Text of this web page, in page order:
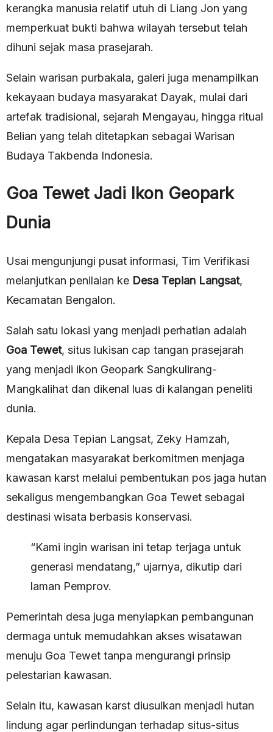
kerangka manusia relatif utuh di Liang Jon yang
memperkuat bukti bahwa wilayah tersebut telah
dihuni sejak masa prasejarah.
Selain warisan purbakala, galeri juga menampilkan
kekayaan budaya masyarakat Dayak, mulai dari
artefak tradisional, sejarah Mengayau, hingga ritual
Belian yang telah ditetapkan sebagai Warisan
Budaya Takbenda Indonesia.
Goa Tewet Jadi Ikon Geopark
Dunia
Usai mengunjungi pusat informasi, Tim Verifikasi
melanjutkan penilaian ke Desa Tepian Langsat,
Kecamatan Bengalon.
Salah satu lokasi yang menjadi perhatian adalah
Goa Tewet, situs lukisan cap tangan prasejarah
yang menjadi ikon Geopark Sangkulirang-
Mangkalihat dan dikenal luas di kalangan peneliti
dunia.
Kepala Desa Tepian Langsat, Zeky Hamzah,
mengatakan masyarakat berkomitmen menjaga
kawasan karst melalui pembentukan pos jaga hutan
sekaligus mengembangkan Goa Tewet sebagai
destinasi wisata berbasis konservasi.
“Kami ingin warisan ini tetap terjaga untuk
generasi mendatang,” ujarnya, dikutip dari
laman Pemprov.
Pemerintah desa juga menyiapkan pembangunan
dermaga untuk memudahkan akses wisatawan
menuju Goa Tewet tanpa mengurangi prinsip
pelestarian kawasan.
Selain itu, kawasan karst diusulkan menjadi hutan
lindung agar perlindungan terhadap situs-situs